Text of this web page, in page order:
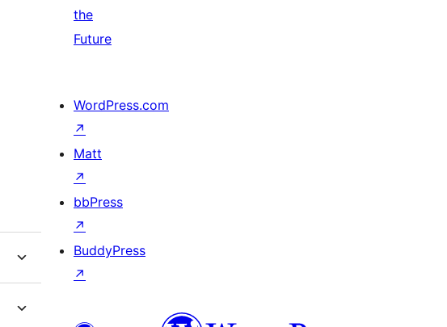
the
Future
WordPress.com
↗
Matt
↗
bbPress
↗
BuddyPress
↗